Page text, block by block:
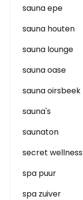
sauna epe
sauna houten
sauna lounge
sauna oase
sauna oirsbeek
sauna's
saunaton
secret wellness
spa puur
spa zuiver